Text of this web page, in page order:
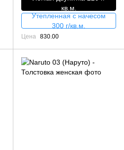
кв.м.
Утепленная с начесом
300 г/кв.м.
Цена 830.00